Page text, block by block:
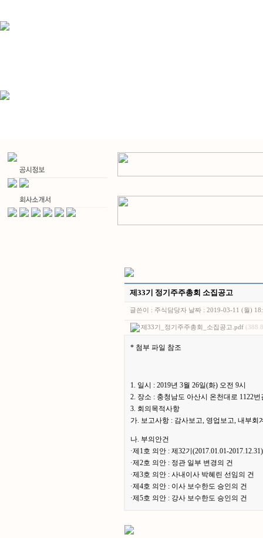
제33기 정기주주총회 소집공고
글쓴이 : 주식담당자 날짜 :2019-03-11 (월)
제33기_정기주주총회_소집공고.pdf
* 첨부 파일 참조
1. 일시 : 2019년 3월 26일(화) 오전 9시
2. 장소 : 충청남도 아산시 온천대로 1122
3. 회의목적사항
가. 보고사항 : 감사보고, 영업보고, 내부회
나. 부의안건
·제1호 의안 : 제32기(2017.01.01-
·제2호 의안 : 정관 일부 변경의 건
·제3호 의안 : 사내이사 박혜린 선임의 건
·제4호 의안 : 이사 보수한도 승인의 건
·제5호 의안 : 강사 보수한도 승인의 건